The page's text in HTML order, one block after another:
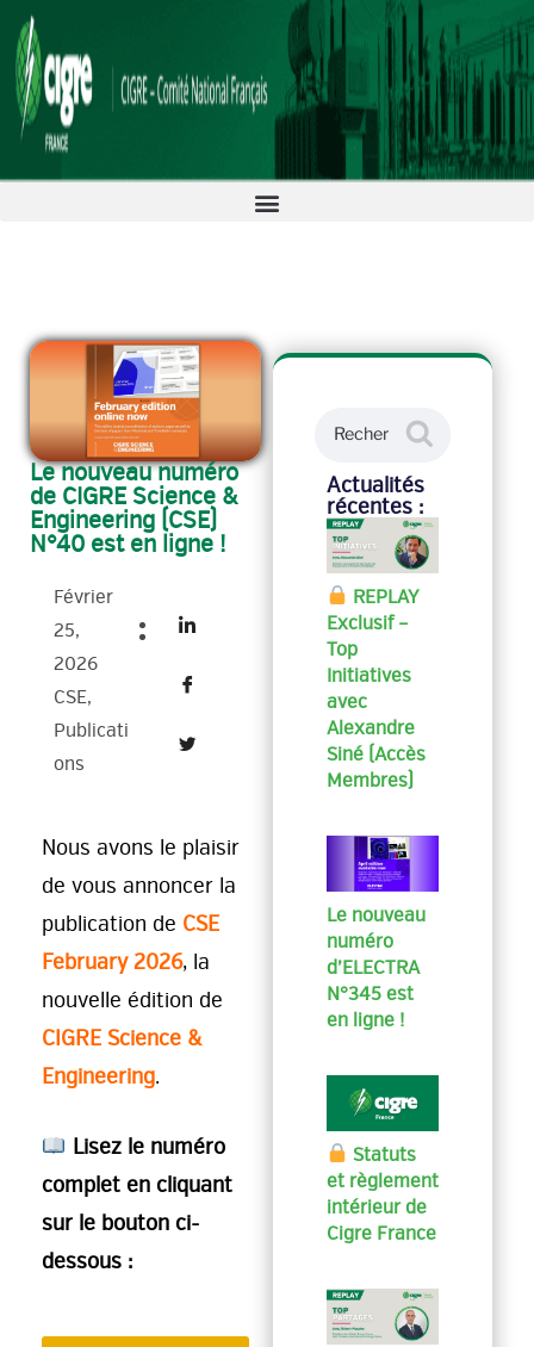
Le nouveau numéro
de CIGRE Science &
Engineering (CSE)
N°40 est en ligne !
Février
25,
2026
CSE,
Publicati
Ons
Nous avons le plaisir
de vous annoncer la
publication de CSE
February 2026, la
nouvelle édition de
CIGRE Science &
Engineering.
Lisez le numéro
complet en cliquant
sur le bouton ci-
dessous :
Actualités
récentes :
REPLAY
Exclusif –
Top
Initiatives
avec
Alexandre
Siné (Accès
Membres)
Le nouveau
numéro
d’ELECTRA
N°345 est
en ligne !
Statuts
et règlement
intérieur de
Cigre France